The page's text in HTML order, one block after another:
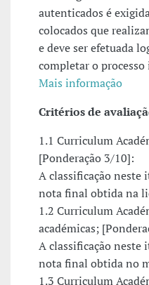
autenticados é
colocados que
e deve ser efetuada
completar o
Mais informação
Critérios de
1.1 Curriculum
[Ponderação 3/10]:
A classificação neste
nota final obtida na
1.2 Curriculum
académicas;
A classificação neste
nota final obtida no
1.3 Curriculum